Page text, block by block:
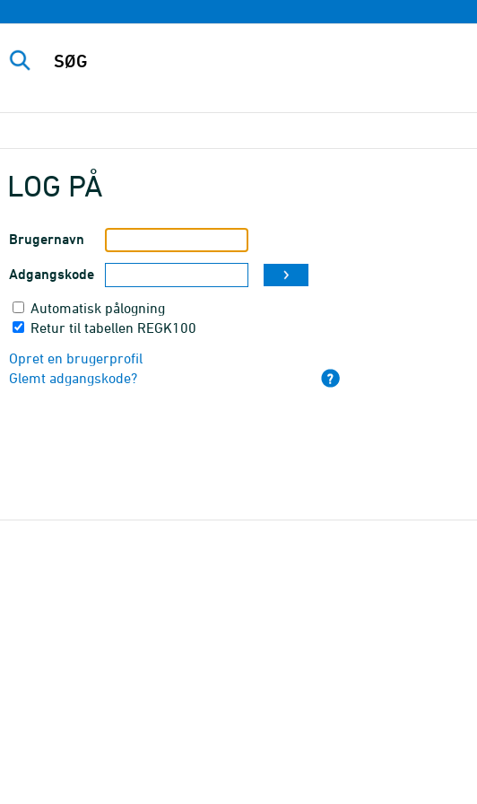
LOG PÅ
Brugernavn
Adgangskode
Automatisk pålogning
Retur til tabellen REGK100
Opret en brugerprofil
Glemt adgangskode?